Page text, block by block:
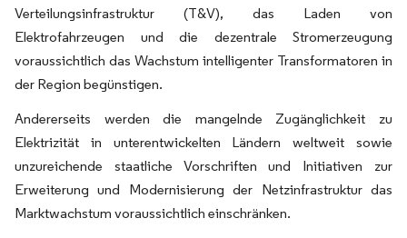
Verteilungsinfrastruktur (T&V), das Laden von
Elektrofahrzeugen und die dezentrale Stromerzeugung
voraussichtlich das Wachstum intelligenter Transformatoren in
der Region begünstigen.
Andererseits werden die mangelnde Zugänglichkeit zu
Elektrizität in unterentwickelten Ländern weltweit sowie
unzureichende staatliche Vorschriften und Initiativen zur
Erweiterung und Modernisierung der Netzinfrastruktur das
Marktwachstum voraussichtlich einschränken.